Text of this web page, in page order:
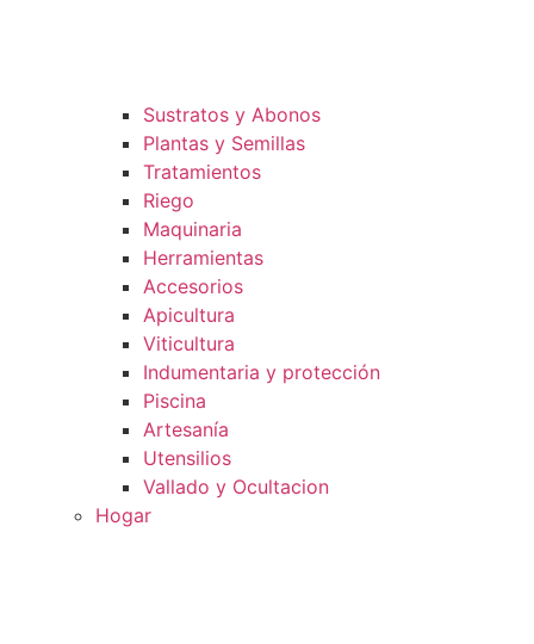
Sustratos y Abonos
Plantas y Semillas
Tratamientos
Riego
Maquinaria
Herramientas
Accesorios
Apicultura
Viticultura
Indumentaria y protección
Piscina
Artesanía
Utensilios
Vallado y Ocultacion
Hogar